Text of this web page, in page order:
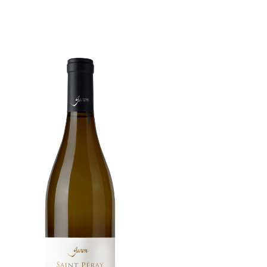
Saint Peray
Amadelphe
Assemblage Marsanne – Roussanne
sur un terroir calcaire et granitique. «
Un vin connu seulement de quelques
gourmets et chanté par quelques